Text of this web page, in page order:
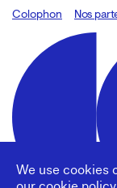
We use cookies
Colophon
Design:MarcelNos